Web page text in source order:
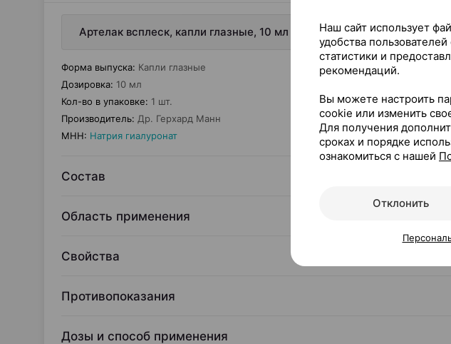
Артелак всплеск, капли глазные, 10 мл ×1, Др. Герхард Манн
Форма выпуска: Капли глазные
Дозировка: 10 мл
Кол-во в упаковке: 1 шт.
Производитель: Др. Герхард Манн
МНН: Натрия гиалуронат
Состав
Область применения
Свойства
Противопоказания
Дозы и способ применения
Наш сайт использует
удобства
статистики и
рекомендаций.
Вы можете настроить
cookie или изменить
Для получения
сроках и порядке
ознакомиться с нашей
Отклонить